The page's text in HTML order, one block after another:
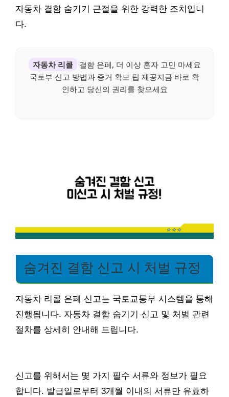
자동차 결함 숨기기 근절을 위한 강력한 조치입니
다.
자동차 리콜
결함 은폐, 더 이상 혼자 고민 마세요
국토부 신고 방법과 증거 확보 팁 제공지금 바로 확
인하고 당신의 권리를 찾으세요
숨겨진 결함 신고 시 처벌 규정
자동차 리콜 은폐 신고는 국토교통부 시스템을 통해
진행됩니다. 자동차 결함 숨기기 신고 및 처벌 관련
절차를 상세히 안내해 드립니다.
신고를 위해서는 몇 가지 필수 서류와 정보가 필요
합니다. 발급일로부터 3개월 이내의 서류만 유효하